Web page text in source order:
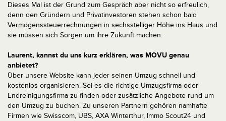
Dieses Mal ist der Grund zum Gespräch aber nicht so erfreulich,
denn den Gründern und Privatinvestoren stehen schon bald
Vermögenssteuerrechnungen in sechsstelliger Höhe ins Haus und
sie müssen sich Sorgen um ihre Zukunft machen.
Laurent, kannst du uns kurz erklären, was MOVU genau
anbietet?
Über unsere Website kann jeder seinen Umzug schnell und
kostenlos organisieren. Sei es die richtige Umzugsfirma oder
Endreinigungsfirma zu finden oder zusätzliche Angebote rund um
den Umzug zu buchen. Zu unseren Partnern gehören namhafte
Firmen wie Swisscom, UBS, AXA Winterthur, Immo Scout24 und